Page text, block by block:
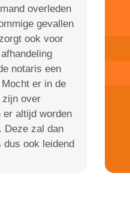
overleden
gevallen
ook voor
notaris een
er in de
zijn over
er altijd worden
Deze zal dan
dus ook leidend